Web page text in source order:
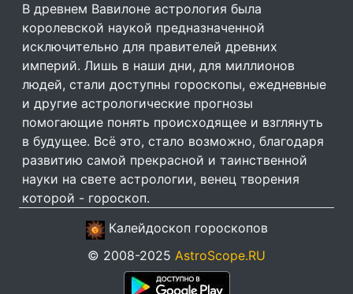
В древнем Вавилоне астрология была
королевской наукой предназначенной
исключительно для правителей древних
империй. Лишь в наши дни, для миллионов
людей, стали доступны гороскопы, ежедневные
и другие астрологические прогнозы
помогающие понять происходящее и взглянуть
в будущее. Всё это, стало возможно, благодаря
развитию самой прекрасной и таинственной
науки на свете астрологии, венец творения
которой - гороскоп.
Калейдоскоп гороскопов
© 2008-2025 AstroScope.RU